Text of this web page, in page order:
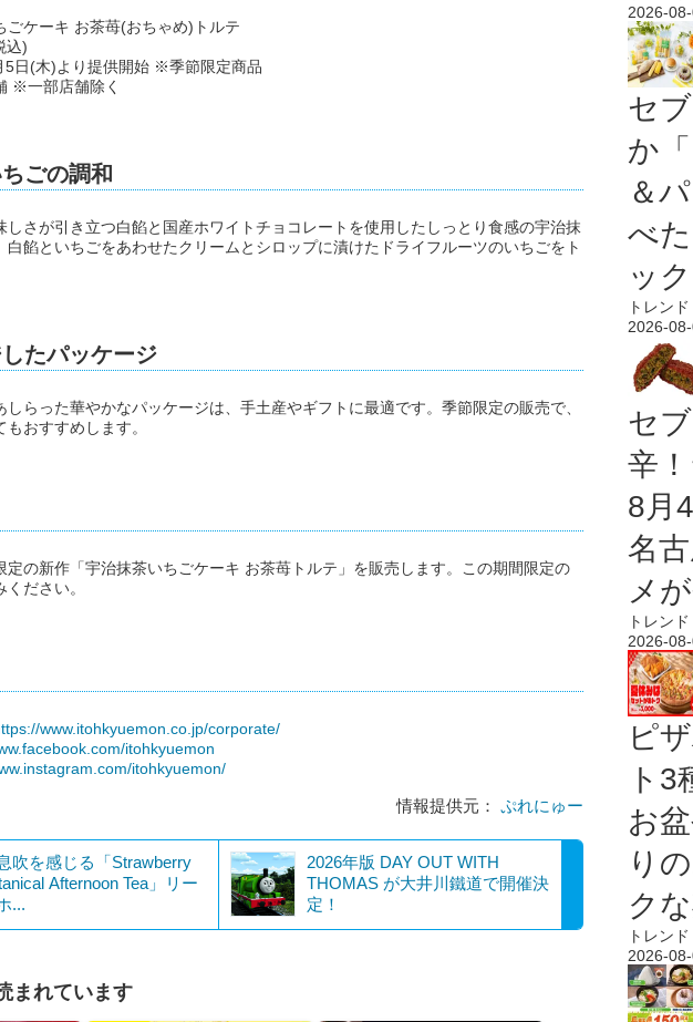
ごケーキ お茶苺(おちゃめ)トルテ
込)
5日(木)より提供開始 ※季節限定商品
※一部店舗除く
ごの調和
しさが引き立つ白餡と国産ホワイトチョコレートを使用したしっとり食感の宇治抹
白餡といちごをあわせたクリームとシロップに漬けたドライフルーツのいちごをト
たパッケージ
しらった華やかなパッケージは、手土産やギフトに最適です。季節限定の販売で、
おすすめします。
定の新作「宇治抹茶いちごケーキ お茶苺トルテ」を販売します。この期間限定の
ださい。
www.itohkyuemon.co.jp/corporate/
itohkyuemon
itohkyuemon/
情報提供元： ぷれにゅー
吹を感じる「Strawberry
Afternoon Tea」リー
...
2026年版 DAY OUT WITH
THOMAS が大井川鐵道で開催決
定！
まれています
2026-
セ
か
＆
べ
ック
トレンド
2026-
セ
辛
8月
名
メ
トレンド
2026-
ピ
ト3
お
り
ク
トレンド
2026-